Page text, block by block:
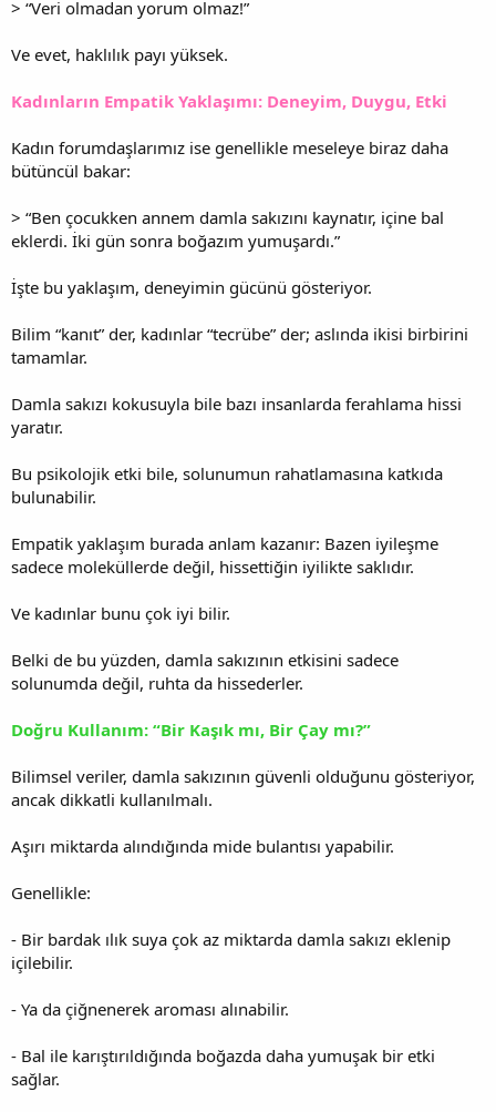
> “Veri olmadan yorum olmaz!”
Ve evet, haklılık payı yüksek.
Kadınların Empatik Yaklaşımı: Deneyim, Duygu, Etki
Kadın forumdaşlarımız ise genellikle meseleye biraz daha
bütüncül bakar:
> “Ben çocukken annem damla sakızını kaynatır, içine bal
eklerdi. İki gün sonra boğazım yumuşardı.”
İşte bu yaklaşım, deneyimin gücünü gösteriyor.
Bilim “kanıt” der, kadınlar “tecrübe” der; aslında ikisi birbirini
tamamlar.
Damla sakızı kokusuyla bile bazı insanlarda ferahlama hissi
yaratır.
Bu psikolojik etki bile, solunumun rahatlamasına katkıda
bulunabilir.
Empatik yaklaşım burada anlam kazanır: Bazen iyileşme
sadece moleküllerde değil, hissettiğin iyilikte saklıdır.
Ve kadınlar bunu çok iyi bilir.
Belki de bu yüzden, damla sakızının etkisini sadece
solunumda değil, ruhta da hissederler.
Doğru Kullanım: “Bir Kaşık mı, Bir Çay mı?”
Bilimsel veriler, damla sakızının güvenli olduğunu gösteriyor,
ancak dikkatli kullanılmalı.
Aşırı miktarda alındığında mide bulantısı yapabilir.
Genellikle:
- Bir bardak ılık suya çok az miktarda damla sakızı eklenip
içilebilir.
- Ya da çiğnenerek aroması alınabilir.
- Bal ile karıştırıldığında boğazda daha yumuşak bir etki
sağlar.